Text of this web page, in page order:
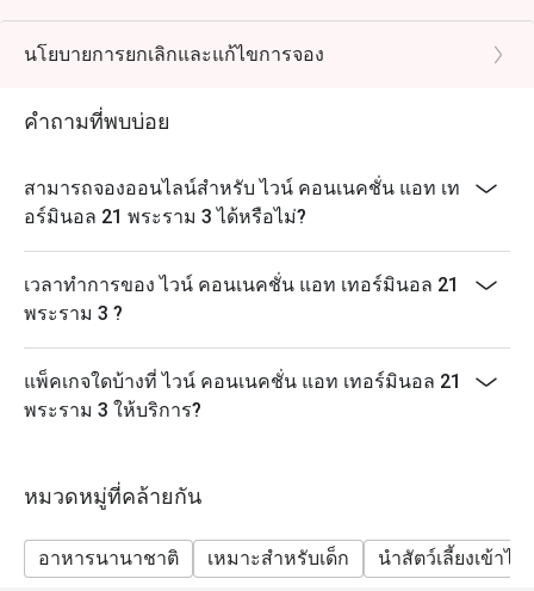
นโยบายการยกเลิกและแก้ไขการจอง
คำถามที่พบบ่อย
สามารถจองออนไลน์สำหรับ ไวน์ คอนเนคชั่น แอท เท
อร์มินอล 21 พระราม 3 ได้หรือไม่?
เวลาทำการของ ไวน์ คอนเนคชั่น แอท เทอร์มินอล 21
พระราม 3 ?
แพ็คเกจใดบ้างที่ ไวน์ คอนเนคชั่น แอท เทอร์มินอล 21
พระราม 3 ให้บริการ?
หมวดหมู่ที่คล้ายกัน
อาหารนานาชาติ เหมาะสำหรับเด็ก นำสัตว์เลี้ยงเข้าได้